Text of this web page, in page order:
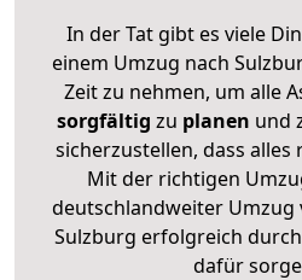
In der Tat gibt es viele
einem Umzug nach
Zeit zu nehmen, um alle
sorgfältig zu planen und
sicherzustellen, dass
Mit der richtigen
deutschlandweiter Umzug
Sulzburg erfolgreich
dafür